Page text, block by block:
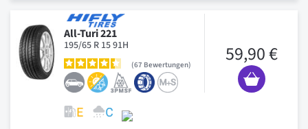
All-Turi 221
195/65 R 15 91H
67 Bewertungen 59,90 €